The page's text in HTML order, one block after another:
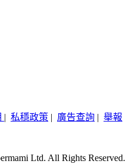
| 私穩政策 | 廣告查詢 | 舉報
Ltd. All Rights Reserved.